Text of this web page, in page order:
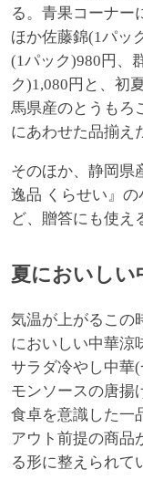
る。青果コーナー
ほか佐藤錦(1パッ
(1パック)980円、
ク)1,080円と、初
馬県産のとうもろ
にあわせた品揃え
そのほか、静岡県
逸品 くらせい』
ど、贈答にも使え
夏においしい
気温が上がるこの
においしい中華涼
サラダ冷やし中華
モンソースの唐揚
食卓を意識した一
アウト前提の商品
る形に整えられて